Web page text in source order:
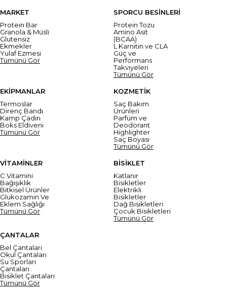
MARKET
Protein Bar
Granola & Müsli
Glutensiz
Ekmekler
Yulaf Ezmesi
Tümünü Gör
SPORCU BESİNLERİ
Protein Tozu
Amino Asit
(BCAA)
L Karnitin ve CLA
Güç ve
Performans
Takviyeleri
Tümünü Gör
EKİPMANLAR
Termoslar
Direnç Bandı
Kamp Çadırı
Boks Eldiveni
Tümünü Gör
KOZMETİK
Saç Bakım
Ürünleri
Parfüm ve
Deodorant
Highlighter
Saç Boyası
Tümünü Gör
VİTAMİNLER
C Vitamini
Bağışıklık
Bitkisel Ürünler
Glukozamin Ve
Eklem Sağlığı
Tümünü Gör
BİSİKLET
Katlanır
Bisikletler
Elektrikli
Bisikletler
Dağ Bisikletleri
Çocuk Bisikletleri
Tümünü Gör
ÇANTALAR
Bel Çantaları
Okul Çantaları
Su Sporları
Çantaları
Bisiklet Çantaları
Tümünü Gör